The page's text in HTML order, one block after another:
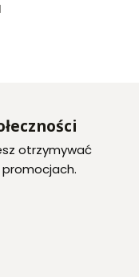
otrzymywać